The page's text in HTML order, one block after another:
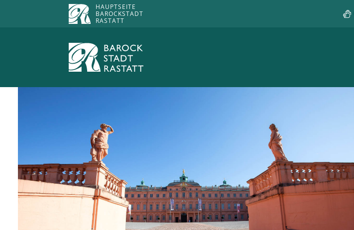
HAUPTSEITE
BAROCKSTADT
RASTATT